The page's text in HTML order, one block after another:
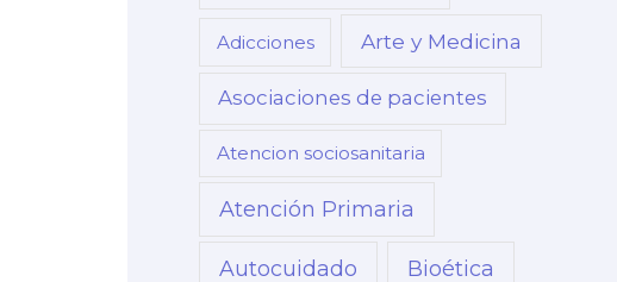
Adicciones Arte y Medicina
Asociaciones de pacientes
Atencion sociosanitaria
Atención Primaria
Autocuidado Bioética